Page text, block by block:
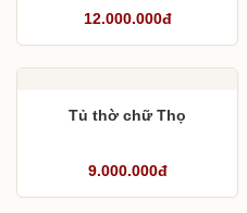
12.000.000đ
Tủ thờ chữ Thọ
9.000.000đ